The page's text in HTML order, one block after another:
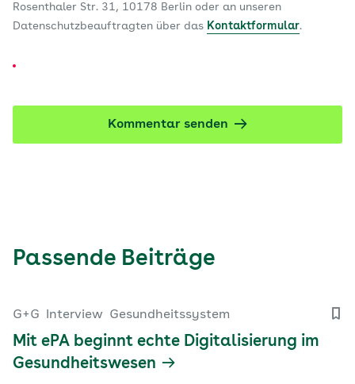
Rosenthaler Str. 31, 10178 Berlin oder an unseren
Datenschutzbeauftragten über das Kontaktformular.
Kommentar senden
Passende Beiträge
G+G Interview Gesundheitssystem
Mit ePA beginnt echte Digitalisierung im
Gesundheitswesen